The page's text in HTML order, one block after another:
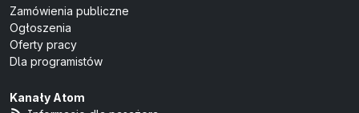
Zamówienia publiczne
Ogłoszenia
Oferty pracy
Dla programistów
Kanały Atom